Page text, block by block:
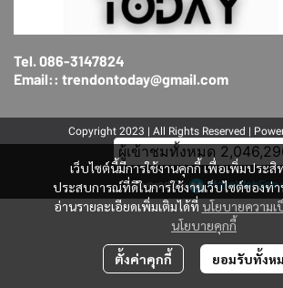
เว็บไซต์นี้มีการใช้งานคุกกี้ เพื่อเพิ่มประ
ประสบการณ์ที่ดีในการใช้งานเว็บไซต์ของท่
อ่านรายละเอียดเพิ่มเติมได้ที่ นโยบายความ
นโยบายคุกกี้
ตั้งค่าคุกกี้ ยอมรับทั้งห
Tel. 086-3147824
Email:: trendontoday@gmail.com
Copyright 2023 | All Rights Reserved |
ผู้เข้าชมทั้งหมด
Powered By MakeWebEasy